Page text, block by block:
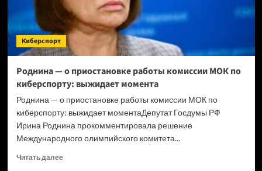
Киберспорт
Роднина — о приостановке работы комиссии МОК по
киберспорту: выжидает момента
Роднина — о приостановке работы комиссии МОК по
киберспорту: выжидает моментаДепутат Госдумы РФ
Ирина Роднина прокомментировала решение
Международного олимпийского комитета...
Читать далееПрочитать